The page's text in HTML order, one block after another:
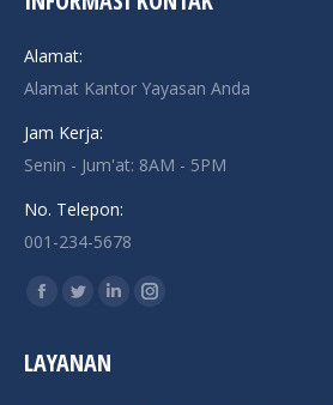
Alamat:
Alamat Kantor Yayasan Anda
Jam Kerja:
Senin - Jum'at: 8AM - 5PM
No. Telepon:
001-234-5678
Find us on:
Facebook
opens
Twitter
opens
LinkedinInstagram
LAYANAN